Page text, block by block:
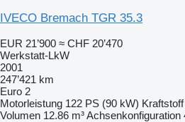
IVECO Bremach TGR 35.3
EUR 21’900 ≈ CHF 20’470
Werkstatt-LkW
2001
247’421 km
Euro 2
Motorleistung 122 PS (90 kW) Kraftstoff
Volumen 12.86 m³Achsenkonfiguration